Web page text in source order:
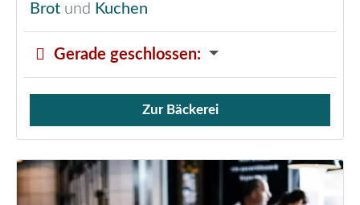
Brot und Kuchen
Gerade geschlossen:
Verkauf von Brötchen,
Zur Bäckerei